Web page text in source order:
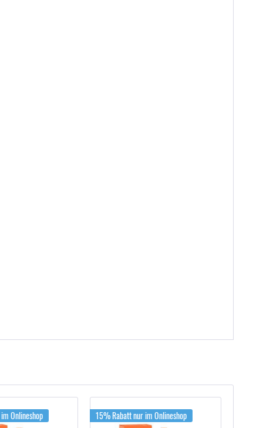
Onlineshop 15% Rabatt nur im Onlineshop